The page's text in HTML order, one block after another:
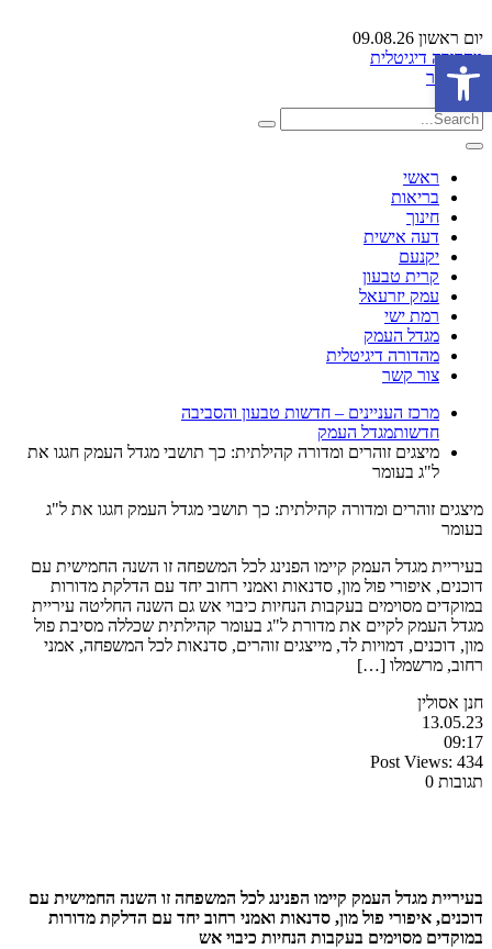
יום ראשון 09.08.26
מהדורה דיגיטלית
צור קשר
ראשי
בריאות
חינוך
דעה אישית
יקנעם
קרית טבעון
עמק יזרעאל
רמת ישי
מגדל העמק
מהדורה דיגיטלית
צור קשר
מרכז העניינים – חדשות טבעון והסביבה
חדשותמגדל העמק
מיצגים זוהרים ומדורה קהילתית: כך תושבי מגדל העמק חגגו את
ל"ג בעומר
מיצגים זוהרים ומדורה קהילתית: כך תושבי מגדל העמק חגגו את ל"ג
בעומר
בעיריית מגדל העמק קיימו הפנינג לכל המשפחה זו השנה החמישית עם
דוכנים, איפורי פול מון, סדנאות ואמני רחוב יחד עם הדלקת מדורות
במוקדים מסוימים בעקבות הנחיות כיבוי אש גם השנה החליטה עיריית
מגדל העמק לקיים את מדורת ל"ג בעומר קהילתית שכללה מסיבת פול
מון, דוכנים, דמויות לד, מייצגים זוהרים, סדנאות לכל המשפחה, אמני
רחוב, מרשמלו […]
חנן אסולין
13.05.23
09:17
Post Views: 434
תגובות 0
בעיריית מגדל העמק קיימו הפנינג לכל המשפחה זו השנה החמישית עם
דוכנים, איפורי פול מון, סדנאות ואמני רחוב יחד עם הדלקת מדורות
במוקדים מסוימים בעקבות הנחיות כיבוי אש
פתח סרגל נגישות